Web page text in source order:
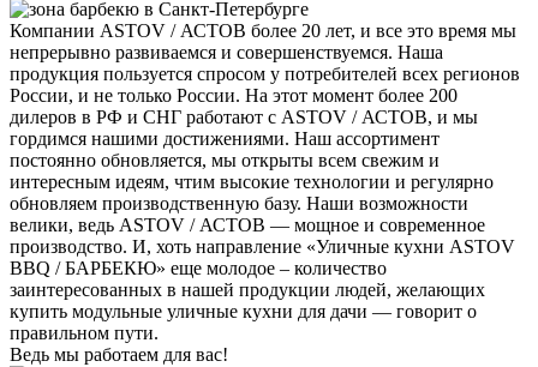
Компании ASTOV / АСТОВ более 20 лет, и все это время мы
непрерывно развиваемся и совершенствуемся. Наша
продукция пользуется спросом у потребителей всех регионов
России, и не только России. На этот момент более 200
дилеров в РФ и СНГ работают с ASTOV / АСТОВ, и мы
гордимся нашими достижениями. Наш ассортимент
постоянно обновляется, мы открыты всем свежим и
интересным идеям, чтим высокие технологии и регулярно
обновляем производственную базу. Наши возможности
велики, ведь АSTOV / АСТОВ — мощное и современное
производство. И, хоть направление «Уличные кухни АSTOV
BBQ / БАРБЕКЮ» еще молодое – количество
заинтересованных в нашей продукции людей, желающих
купить модульные уличные кухни для дачи — говорит о
правильном пути.
Ведь мы работаем для вас!